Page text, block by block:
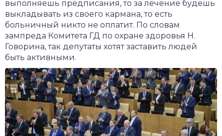
выполняешь предписания, то за лечение будешь
выкладывать из своего кармана, то есть
больничный никто не оплатит. По словам
зампреда Комитета ГД по охране здоровья Н.
Говорина, так депутаты хотят заставить людей
быть активными.